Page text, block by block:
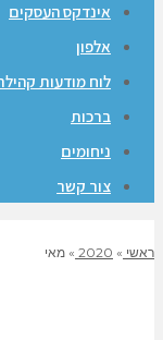
אינדקס העסקים
אלפון
לוח מודעות
ברכות
ניחומים
צור קשר
ראשי »
2020
» מאי